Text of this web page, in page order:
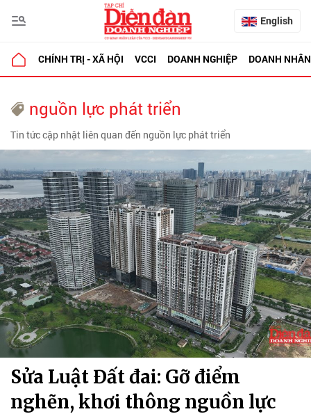
English
CHÍNH TRỊ - XÃ HỘI VCCI DOANH NGHIỆP DOANH NHÂN
nguồn lực phát triển
Tin tức cập nhật liên quan đến nguồn lực phát triển
Sửa Luật Đất đai: Gỡ điểm
nghẽn, khơi thông nguồn lực